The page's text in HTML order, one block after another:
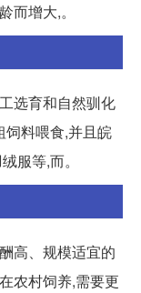
而增大,。
选育和自然驯化
饲料喂食,并且皖
服等,而。
高、规模适宜的
农村饲养,需要更